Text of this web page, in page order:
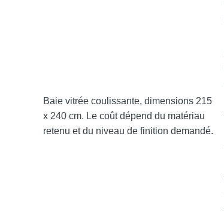
Baie vitrée coulissante, dimensions 215
x 240 cm. Le coût dépend du matériau
retenu et du niveau de finition demandé.